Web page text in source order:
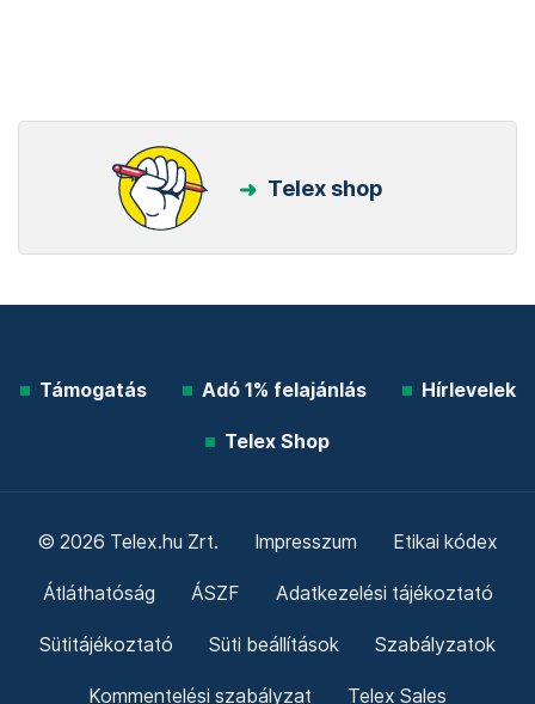
Telex shop
Támogatás Adó 1% felajánlás Hírlevelek
Telex Shop
© 2026 Telex.hu Zrt. Impresszum Etikai kódex
Átláthatóság ÁSZF Adatkezelési tájékoztató
Sütitájékoztató Süti beállítások Szabályzatok
Kommentelési szabályzat Telex Sales